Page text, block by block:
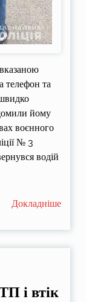
телефон та
йому
воєнного
№ 3
водій
Докладніше
і втік